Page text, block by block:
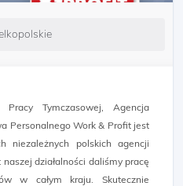
Tymczasowej, Agencja
Personalnego Work & Profit jest
niezależnych polskich agencji
działalności daliśmy pracę
w całym kraju. Skutecznie